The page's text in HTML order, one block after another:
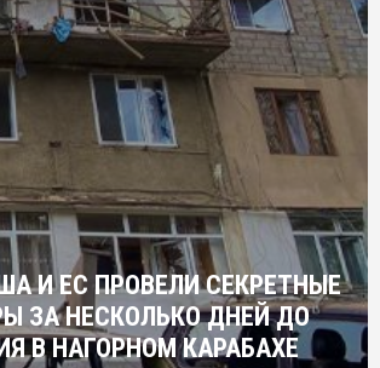
И ЕС ПРОВЕЛИ СЕКРЕТНЫЕ
ЗА НЕСКОЛЬКО ДНЕЙ ДО
В НАГОРНОМ КАРАБАХЕ